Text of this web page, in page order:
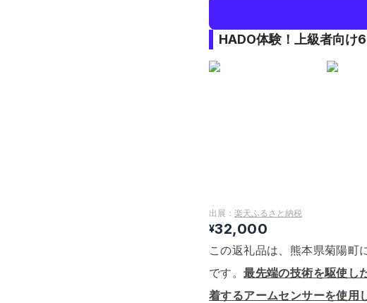
HADO体験！上級者向け
出展： 楽天ふるさと納税
¥32,000
この返礼品は、熊本県菊陽
です。最先端の技術を駆使し
着するアームセンサーを使用